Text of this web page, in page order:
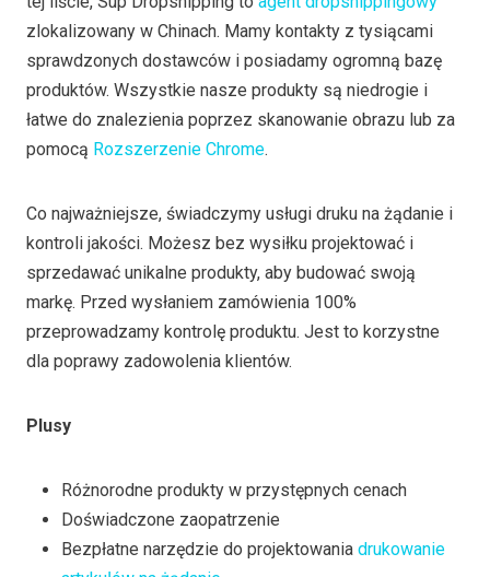
zlokalizowany w Chinach. Mamy kontakty z tysiącami
sprawdzonych dostawców i posiadamy ogromną bazę
produktów. Wszystkie nasze produkty są niedrogie i
łatwe do znalezienia poprzez skanowanie obrazu lub za
pomocą Rozszerzenie Chrome.
Co najważniejsze, świadczymy usługi druku na żądanie i
kontroli jakości. Możesz bez wysiłku projektować i
sprzedawać unikalne produkty, aby budować swoją
markę. Przed wysłaniem zamówienia 100%
przeprowadzamy kontrolę produktu. Jest to korzystne
dla poprawy zadowolenia klientów.
Plusy
Różnorodne produkty w przystępnych cenach
Doświadczone zaopatrzenie
Bezpłatne narzędzie do projektowania drukowanie